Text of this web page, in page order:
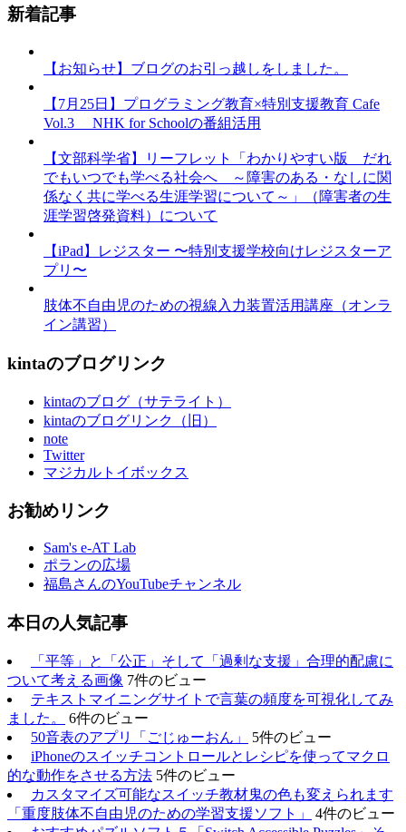
新着記事
【お知らせ】ブログのお引っ越しをしました。
【7月25日】プログラミング教育×特別支援教育 Cafe
Vol.3 NHK for Schoolの番組活用
【文部科学省】リーフレット「わかりやすい版 だれ
でもいつでも学べる社会へ ～障害のある・なしに関
係なく共に学べる生涯学習について～」（障害者の生
涯学習啓発資料）について
【iPad】レジスター 〜特別支援学校向けレジスターア
プリ〜
肢体不自由児のための視線入力装置活用講座（オンラ
イン講習）
kintaのブログリンク
kintaのブログ（サテライト）
kintaのブログリンク（旧）
note
Twitter
マジカルトイボックス
お勧めリンク
Sam's e-AT Lab
ポランの広場
福島さんのYouTubeチャンネル
本日の人気記事
「平等」と「公正」そして「過剰な支援」合理的配慮に
ついて考える画像 7件のビュー
テキストマイニングサイトで言葉の頻度を可視化してみ
ました。
6件のビュー
50音表のアプリ「ごじゅーおん」
5件のビュー
iPhoneのスイッチコントロールとレシピを使ってマクロ
的な動作をさせる方法 5件のビュー
カスタマイズ可能なスイッチ教材鬼の色も変えられます
「重度肢体不自由児のための学習支援ソフト」
4件のビュー